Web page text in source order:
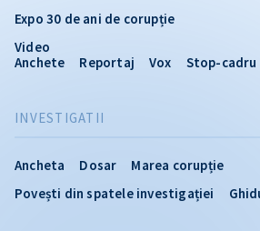
INVESTIGATII
Ancheta Dosar
Marea corupție
Povești din spatele investigației
Expo 30 de ani de corupție
Video
Anchete
Reportaj Vox Stop-cadru